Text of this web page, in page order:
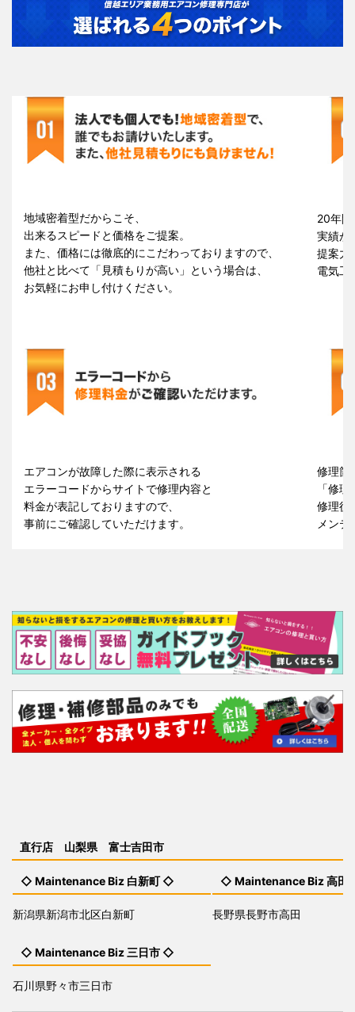
地域密着型だからこそ、
出来るスピードと価格をご提案。
また、価格には徹底的にこだわっておりますので、
他社と比べて「見積もりが高い」という場合は、
お気軽にお申し付けください。
20年
実績が
提案力
電気工
エアコンが故障した際に表示される
エラーコードからサイトで修理内容と
料金が表記しておりますので、
事前にご確認していただけます。
修理箇
「修
修理後
メンテ
直行店 山梨県 富士吉田市
◇ Maintenance Biz 白新町 ◇
新潟県新潟市北区白新町
◇ Maintenance Biz 高田
長野県長野市高田
◇ Maintenance Biz 三日市 ◇
石川県野々市三日市